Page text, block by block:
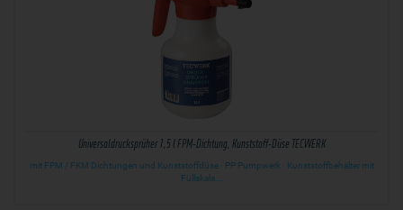
Universaldrucksprüher 1,5 l FPM-Dichtung, Kunststoff-Düse TECWERK
mit FPM / FKM Dichtungen und Kunststoffdüse · PP Pumpwerk · Kunststoffbehälter mit
Füllskala,…